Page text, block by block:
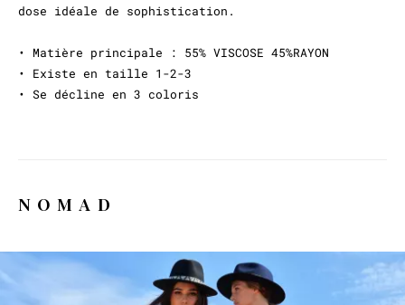
dose idéale de sophistication.
• Matière principale : 55% VISCOSE 45%RAYON
• Existe en taille 1-2-3
• Se décline en 3 coloris
NOMAD